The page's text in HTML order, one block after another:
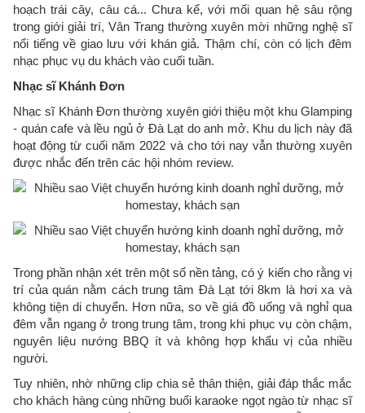
hoạch trái cây, câu cá... Chưa kể, với mối quan hệ sâu rộng
trong giới giải trí, Vân Trang thường xuyên mời những nghệ sĩ
nổi tiếng về giao lưu với khán giả. Thậm chí, còn có lịch đêm
nhạc phục vụ du khách vào cuối tuần.
Nhạc sĩ Khánh Đơn
Nhạc sĩ Khánh Đơn thường xuyên giới thiệu một khu Glamping
- quán cafe và lều ngủ ở Đà Lạt do anh mở. Khu du lịch này đã
hoạt động từ cuối năm 2022 và cho tới nay vẫn thường xuyên
được nhắc đến trên các hội nhóm review.
Trong phần nhận xét trên một số nền tảng, có ý kiến cho rằng vị
trí của quán nằm cách trung tâm Đà Lạt tới 8km là hơi xa và
không tiện di chuyển. Hơn nữa, so về giá đồ uống và nghỉ qua
đêm vẫn ngang ở trong trung tâm, trong khi phục vụ còn chậm,
nguyên liệu nướng BBQ ít và không hợp khẩu vị của nhiều
người.
Tuy nhiên, nhờ những clip chia sẻ thân thiện, giải đáp thắc mắc
cho khách hàng cùng những buổi karaoke ngọt ngào từ nhạc sĩ